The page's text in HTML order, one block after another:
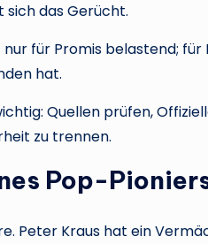
das Gerücht.
für Promis belastend; für
hat.
Quellen prüfen,
zu trennen.
Pop-
Peter Kraus hat ein